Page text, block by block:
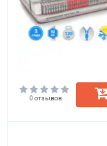
0 отзывов